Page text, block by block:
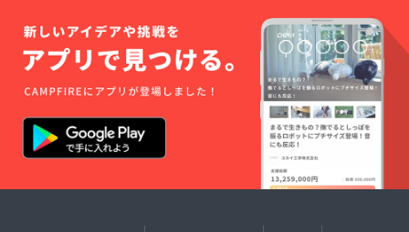
は、
「お名
前」ま
たは
「企業
様名」
をご記
入くだ
さい。
考欄に
ご記入
をお願
いしま
す】 ・
メッ
セージ
や動画
をお届
ための
メール
アドレ